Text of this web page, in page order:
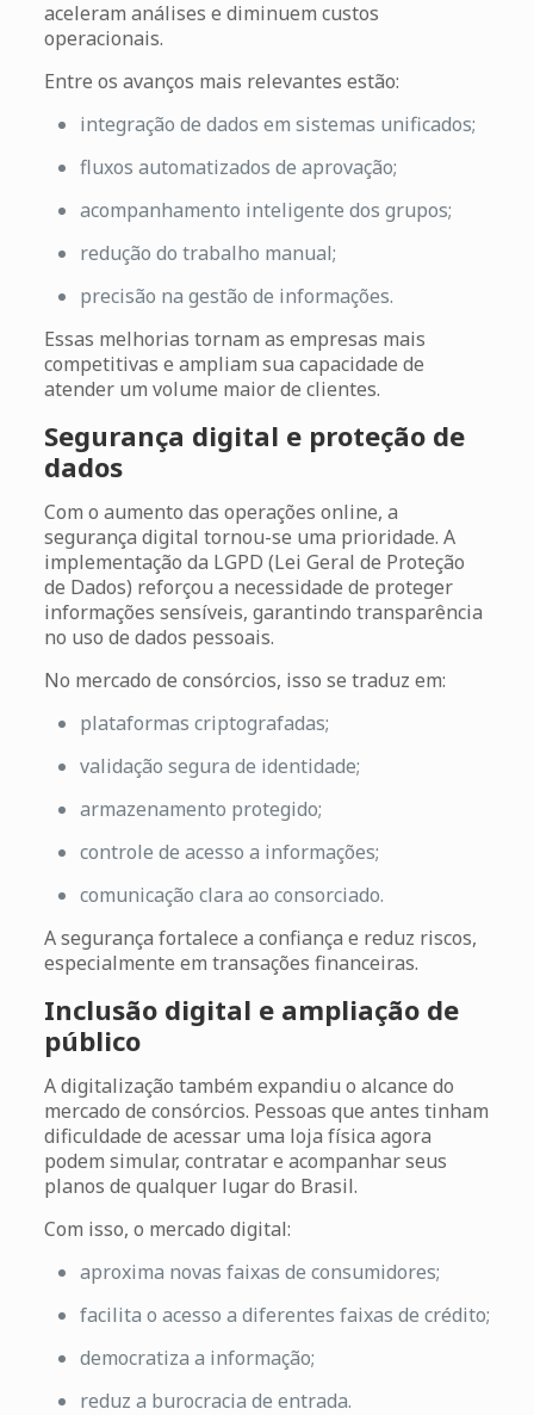
aceleram análises e diminuem custos
operacionais.
Entre os avanços mais relevantes estão:
integração de dados em sistemas unificados;
fluxos automatizados de aprovação;
acompanhamento inteligente dos grupos;
redução do trabalho manual;
precisão na gestão de informações.
Essas melhorias tornam as empresas mais
competitivas e ampliam sua capacidade de
atender um volume maior de clientes.
Segurança digital e proteção de
dados
Com o aumento das operações online, a
segurança digital tornou-se uma prioridade. A
implementação da LGPD (Lei Geral de Proteção
de Dados) reforçou a necessidade de proteger
informações sensíveis, garantindo transparência
no uso de dados pessoais.
No mercado de consórcios, isso se traduz em:
plataformas criptografadas;
validação segura de identidade;
armazenamento protegido;
controle de acesso a informações;
comunicação clara ao consorciado.
A segurança fortalece a confiança e reduz riscos,
especialmente em transações financeiras.
Inclusão digital e ampliação de
público
A digitalização também expandiu o alcance do
mercado de consórcios. Pessoas que antes tinham
dificuldade de acessar uma loja física agora
podem simular, contratar e acompanhar seus
planos de qualquer lugar do Brasil.
Com isso, o mercado digital:
aproxima novas faixas de consumidores;
facilita o acesso a diferentes faixas de crédito;
democratiza a informação;
reduz a burocracia de entrada.